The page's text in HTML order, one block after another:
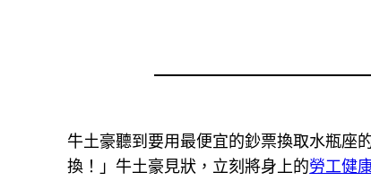
牛土豪聽到要用最便宜的鈔票換取水瓶座
換！」牛土豪見狀，立刻將身上的勞工健